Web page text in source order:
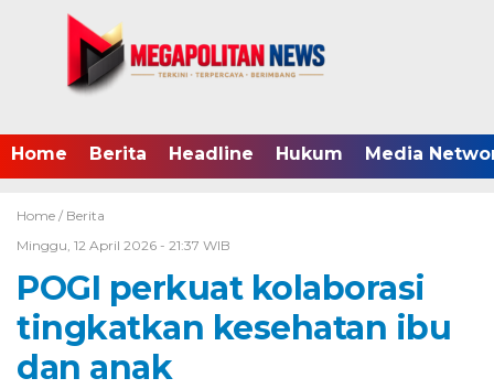
Home Berita Headline Hukum Media
Home / Berita
Minggu, 12 April 2026 - 21:37 WIB
POGI perkuat kolaborasi
tingkatkan kesehatan ibu
dan anak